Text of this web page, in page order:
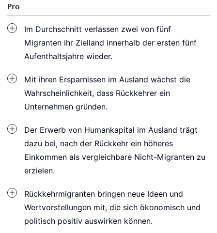
Pro
Im Durchschnitt verlassen zwei von fünf
Migranten ihr Zielland innerhalb der ersten fünf
Aufenthaltsjahre wieder.
Mit ihren Ersparnissen im Ausland wächst die
Wahrscheinlichkeit, dass Rückkehrer ein
Unternehmen gründen.
Der Erwerb von Humankapital im Ausland trägt
dazu bei, nach der Rückkehr ein höheres
Einkommen als vergleichbare Nicht-Migranten zu
erzielen.
Rückkehrmigranten bringen neue Ideen und
Wertvorstellungen mit, die sich ökonomisch und
politisch positiv auswirken können.